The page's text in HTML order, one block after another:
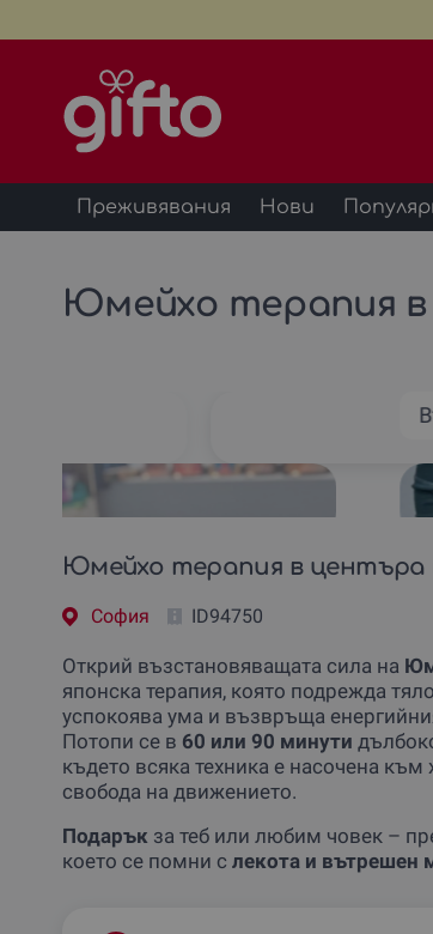
Преживявания Нови
Юмейхо терапия
Юмейхо терапия в центъра
София ID94750
Открий възстановяващата сила на
японска терапия, която подрежда
успокоява ума и възвръща
Потопи се в 60 или 90 минути
където всяка техника е насочена към
свобода на движението.
Подарък за теб или любим човек –
което се помни с лекота и вътрешен